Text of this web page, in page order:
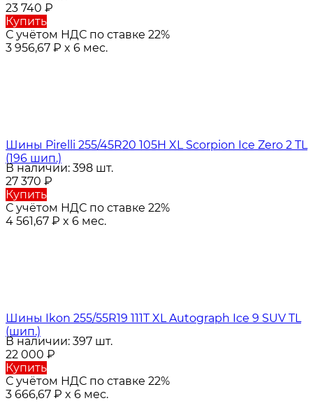
23 740 ₽
Купить
С учётом НДС по ставке 22%
3 956,67 ₽ x 6 мес.
Шины Pirelli 255/45R20 105H XL Scorpion Ice Zero 2 TL
(196 шип.)
В наличии: 398 шт.
27 370 ₽
Купить
С учётом НДС по ставке 22%
4 561,67 ₽ x 6 мес.
Шины Ikon 255/55R19 111T XL Autograph Ice 9 SUV TL
(шип.)
В наличии: 397 шт.
22 000 ₽
Купить
С учётом НДС по ставке 22%
3 666,67 ₽ x 6 мес.